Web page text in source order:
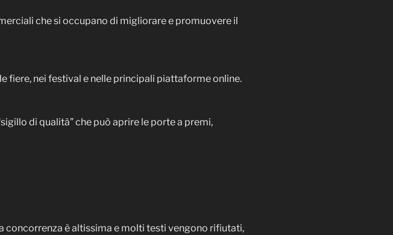
che si occupano di migliorare e promuovere il
fiere, nei festival e nelle principali piattaforme online.
di qualità” che può aprire le porte a premi,
concorrenza è altissima e molti testi vengono rifiutati,